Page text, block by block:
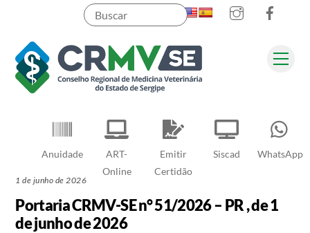
content
Instagram
Anuidade
ART-
Online
Emitir
Certidão
Siscad WhatsApp
1 de junho de 2026
Portaria CRMV-SE n° 51/2026 – PR , de 1
de junho de 2026